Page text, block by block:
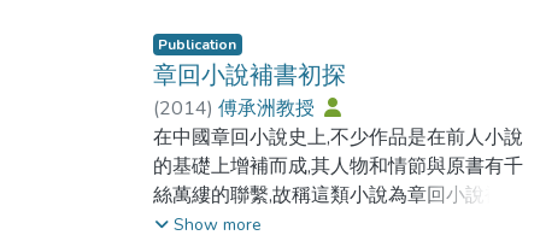
義.世代累積型小說粗線條快節奏講述傳奇故
事,其人物存在善惡分明的類型化傾向,文人
獨創小說真實而細膩地描寫日常生活,其人物
與現實中一樣逼真複雜.文人小說家都會寫
詩,有些又是學者,他們在小說創作中不同程
度地存在炫耀詩才賣弄學問的傾向.
Publication
章回小說補書初探
(2014) 傅承洲教授
在中國章回小說史上,不少作品是在前人小說
的基礎上增補而成,其人物和情節與原書有千
絲萬縷的聯繫,故稱這類小說為章回小說補
書.依其增補的位置,補書可分為書前彌補中
Show more